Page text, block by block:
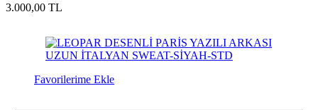
3.000,00 TL
Favorilerime Ekle